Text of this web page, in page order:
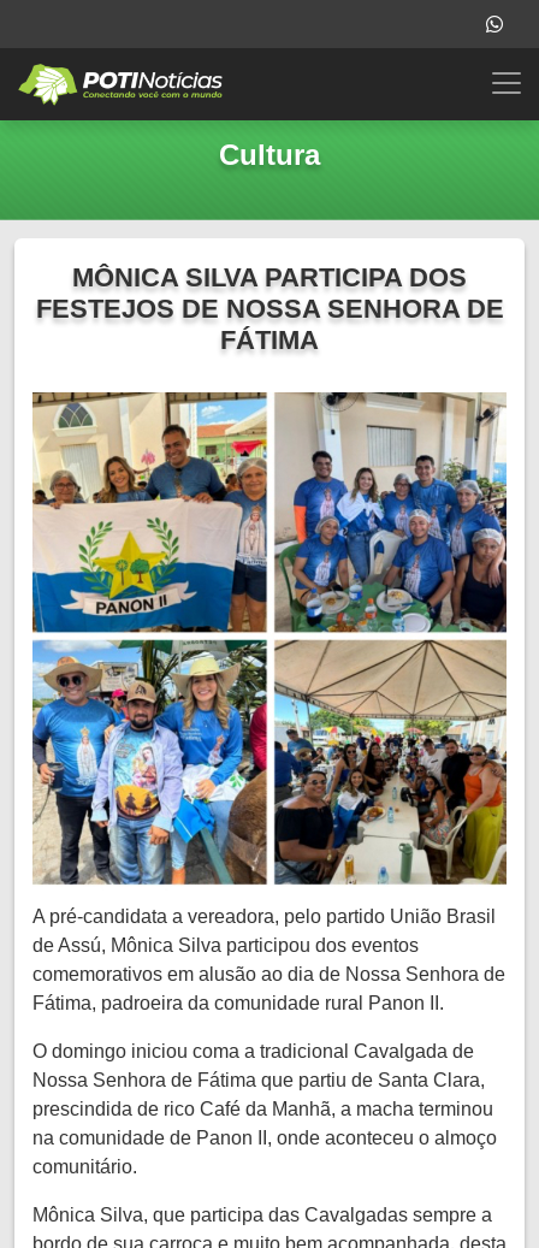
Cultura
MÔNICA SILVA PARTICIPA DOS
FESTEJOS DE NOSSA SENHORA DE
FÁTIMA
A pré-candidata a vereadora, pelo partido União Brasil
de Assú, Mônica Silva participou dos eventos
comemorativos em alusão ao dia de Nossa Senhora de
Fátima, padroeira da comunidade rural Panon II.
O domingo iniciou coma a tradicional Cavalgada de
Nossa Senhora de Fátima que partiu de Santa Clara,
prescindida de rico Café da Manhã, a macha terminou
na comunidade de Panon II, onde aconteceu o almoço
comunitário.
Mônica Silva, que participa das Cavalgadas sempre a
bordo de sua carroça e muito bem acompanhada, desta